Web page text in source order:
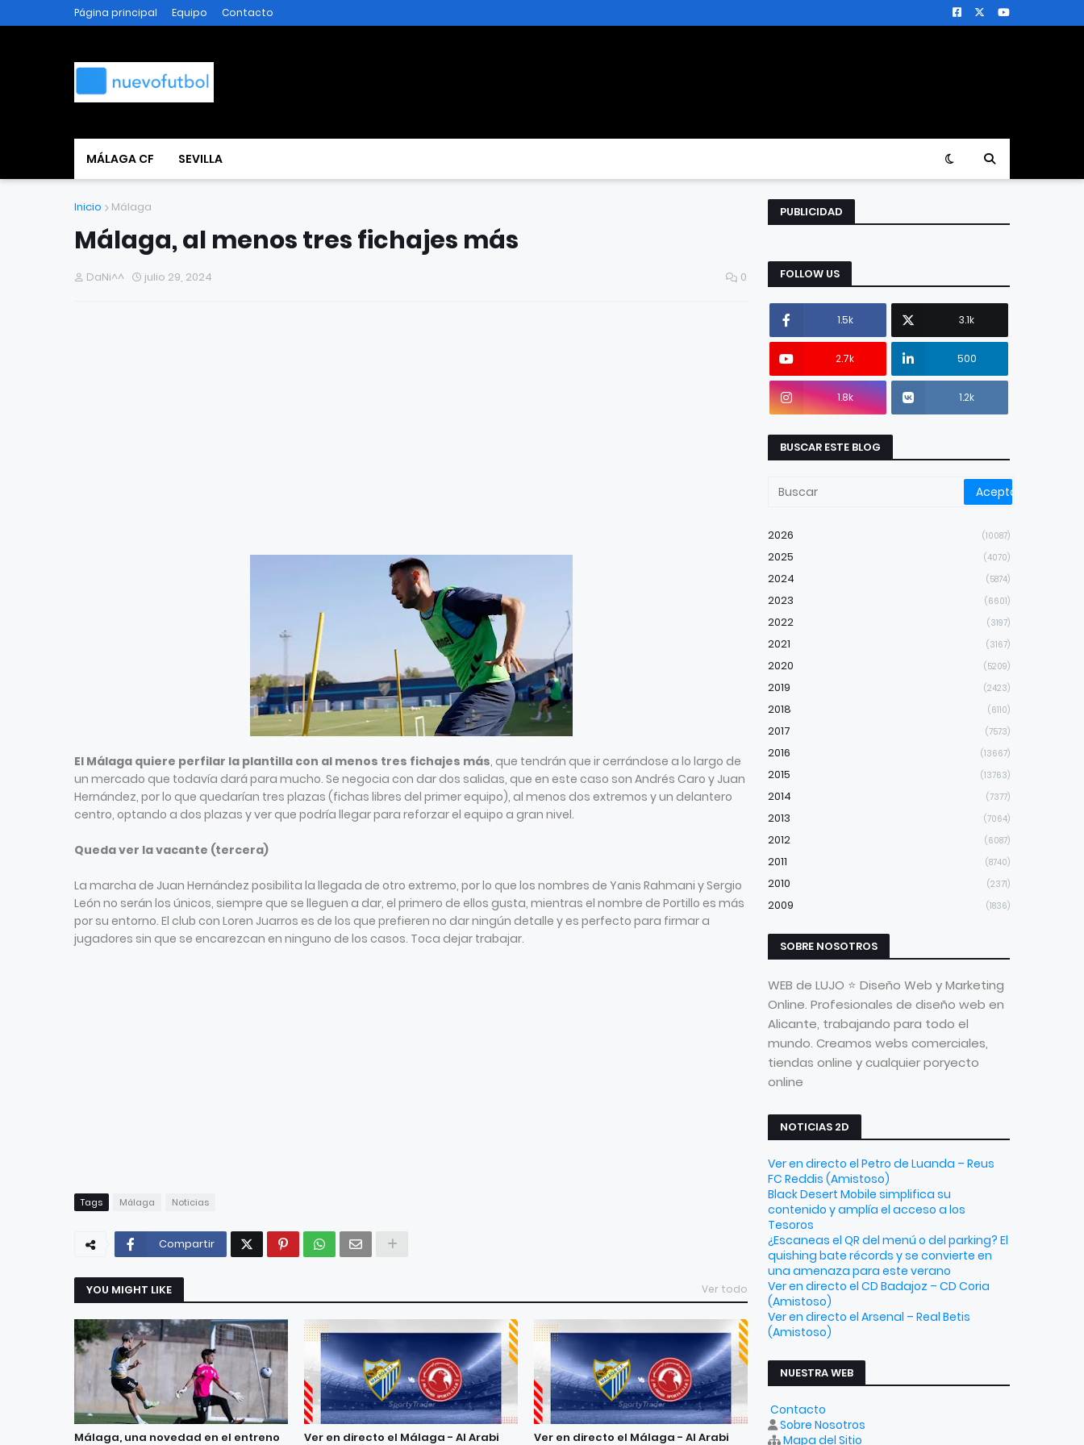
Página principal Equipo Contacto
MÁLAGA CF SEVILLA
Inicio Málaga
Málaga, al menos tres fichajes más
DaNi^^ julio 29, 2024 0
El Málaga quiere perfilar la plantilla con al menos tres fichajes más, que tendrán que ir cerrándose a lo largo de
un mercado que todavía dará para mucho. Se negocia con dar dos salidas, que en este caso son Andrés Caro y Juan
Hernández, por lo que quedarían tres plazas (fichas libres del primer equipo), al menos dos extremos y un delantero
centro, optando a dos plazas y ver que podría llegar para reforzar el equipo a gran nivel.
Queda ver la vacante (tercera)
La marcha de Juan Hernández posibilita la llegada de otro extremo, por lo que los nombres de Yanis Rahmani y Sergio
León no serán los únicos, siempre que se lleguen a dar, el primero de ellos gusta, mientras el nombre de Portillo es más
por su entorno. El club con Loren Juarros es de los que prefieren no dar ningún detalle y es perfecto para firmar a
jugadores sin que se encarezcan en ninguno de los casos. Toca dejar trabajar.
Tags Málaga Noticias
Compartir
YOU MIGHT LIKE Ver todo
Málaga, una novedad en el entreno
Ver en directo el Málaga - Al Arabi
Ver en directo el Málaga - Al Arabi
PUBLICIDAD
FOLLOW US
1.5k 3.1k
2.7k 500
1.8k 1.2k
BUSCAR ESTE BLOG
2026 (10087)
2025 (4070)
2024 (5874)
2023 (6601)
2022 (3197)
2021 (3167)
2020 (5209)
2019 (2423)
2018 (6110)
2017 (7573)
2016 (13667)
2015 (13763)
2014 (7377)
2013 (7064)
2012 (6087)
2011 (8740)
2010 (2371)
2009 (1836)
SOBRE NOSOTROS
WEB de LUJO ⭐ Diseño Web y Marketing
Online. Profesionales de diseño web en
Alicante, trabajando para todo el
mundo. Creamos webs comerciales,
tiendas online y cualquier poryecto
online
NOTICIAS 2D
Ver en directo el Petro de Luanda – Reus
FC Reddis (Amistoso)
Black Desert Mobile simplifica su
contenido y amplía el acceso a los
Tesoros
¿Escaneas el QR del menú o del parking? El
quishing bate récords y se convierte en
una amenaza para este verano
Ver en directo el CD Badajoz – CD Coria
(Amistoso)
Ver en directo el Arsenal – Real Betis
(Amistoso)
NUESTRA WEB
Contacto
Sobre Nosotros
Mapa del Sitio